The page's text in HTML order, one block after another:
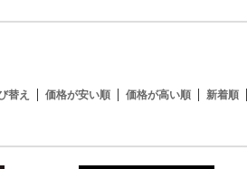
替え 価格が安い順 価格が高い順 新着順